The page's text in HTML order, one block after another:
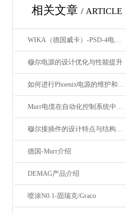
相关文章 / ARTICLE
WIKA（德国威卡）-PSD-4电子压力开关
穆尔电源的设计优化与性能提升
如何进行Phoenix电源的维护和保养？
Murr电缆在自动化控制系统中的应用
穆尔接插件的设计特点与结构优化
德国-Murr介绍
DEMAG产品介绍
喷涂N0.1-固瑞克/Graco